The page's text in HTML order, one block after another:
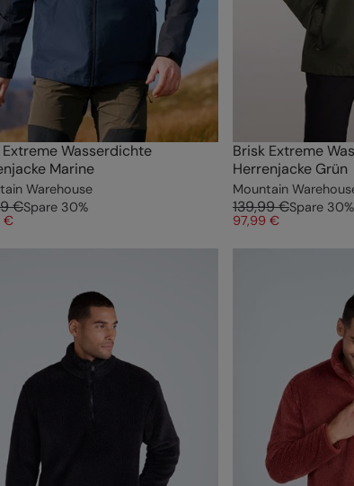
Extreme Wasserdichte
Marine
Warehouse
€Spare 30%
€
Brisk Extreme
Herrenjacke Grün
Mountain
139,99 €Spare 30%
97,99 €